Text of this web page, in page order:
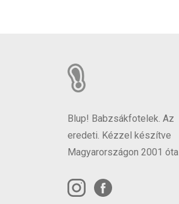
Blup! Babzsákfotelek. Az
eredeti. Kézzel készítve
Magyarországon 2001 óta